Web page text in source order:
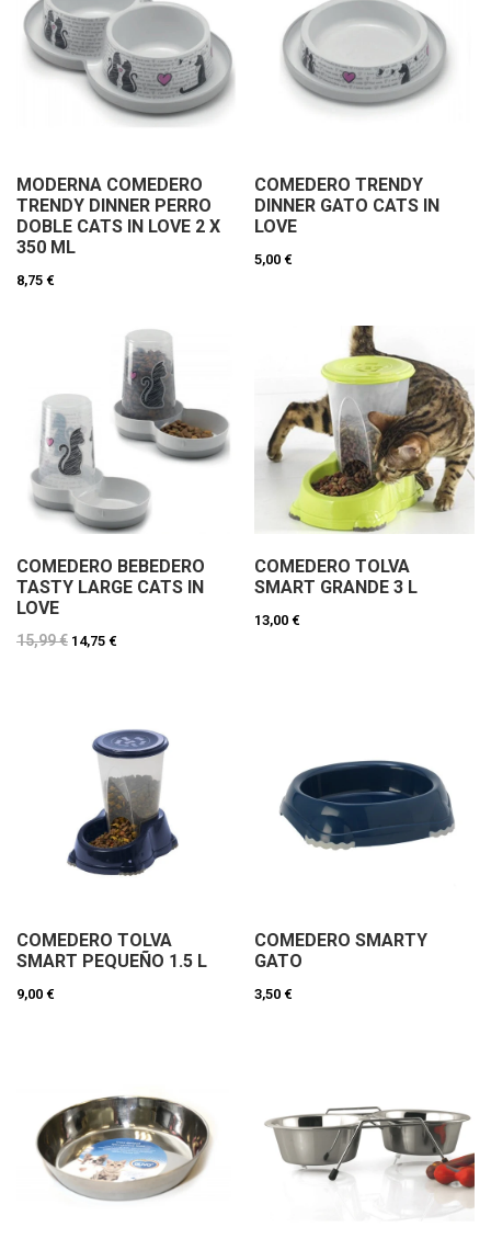
MODERNA COMEDERO
TRENDY DINNER PERRO
DOBLE CATS IN LOVE 2 X
350 ML
8,75 €
COMEDERO TRENDY
DINNER GATO CATS IN
LOVE
5,00 €
COMEDERO BEBEDERO
TASTY LARGE CATS IN
LOVE
15,99 € 14,75 €
COMEDERO TOLVA
SMART GRANDE 3 L
13,00 €
COMEDERO TOLVA
SMART PEQUEÑO 1.5 L
9,00 €
COMEDERO SMARTY
GATO
3,50 €